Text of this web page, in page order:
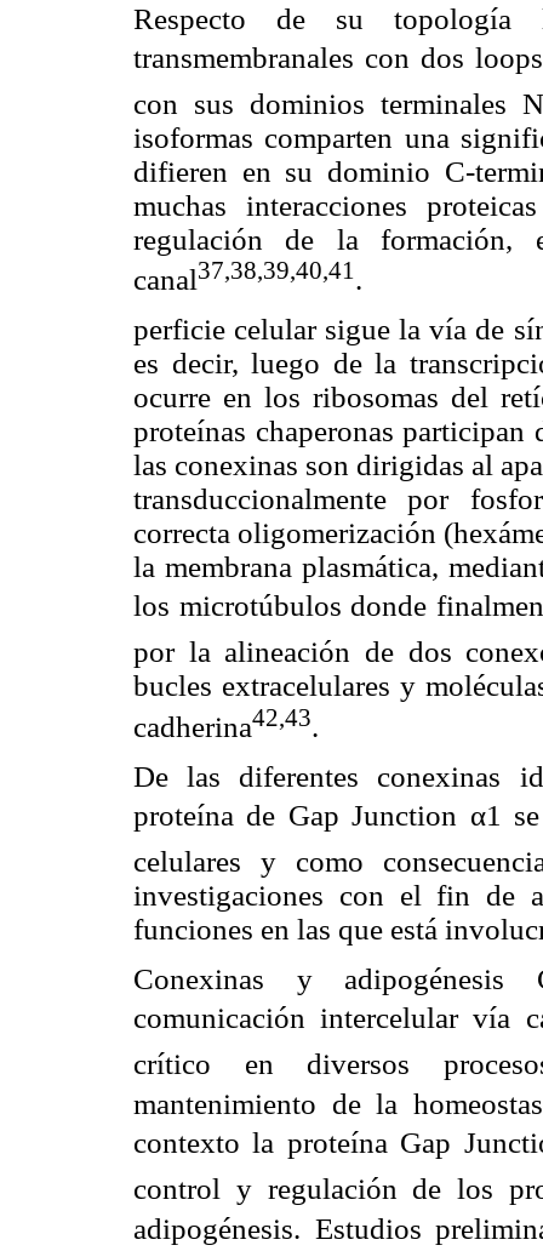
Respecto de su topología
transmembranales con dos
con sus dominios terminales
isoformas comparten una
difieren en su dominio C-
muchas interacciones
regulación de la formación,
canal37,38,39,40,41 .
perficie celular sigue la vía de
es decir, luego de la
ocurre en los ribosomas del
proteínas chaperonas
las conexinas son dirigidas al
transduccionalmente por
correcta oligomerización
la membrana plasmática,
los microtúbulos donde
por la alineación de dos
bucles extracelulares y
cadherina42,43.
De las diferentes conexinas
proteína de Gap Junction α1
celulares y como
investigaciones con el fin de
funciones en las que está
Conexinas y
comunicación intercelular vía
crítico en diversos
mantenimiento de la
contexto la proteína Gap
control y regulación de los
adipogénesis. Estudios